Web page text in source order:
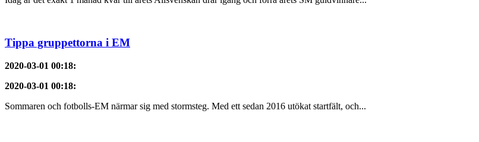
Tippa gruppettorna i EM
2020-03-01 00:18:
2020-03-01 00:18:
Sommaren och fotbolls-EM närmar sig med stormsteg. Med ett sedan 2016 utökat startfält, och...